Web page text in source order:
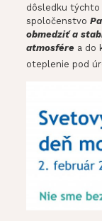
dôsledku týchto
spoločenstvo
obmedziť a
atmosfére a do
oteplenie pod